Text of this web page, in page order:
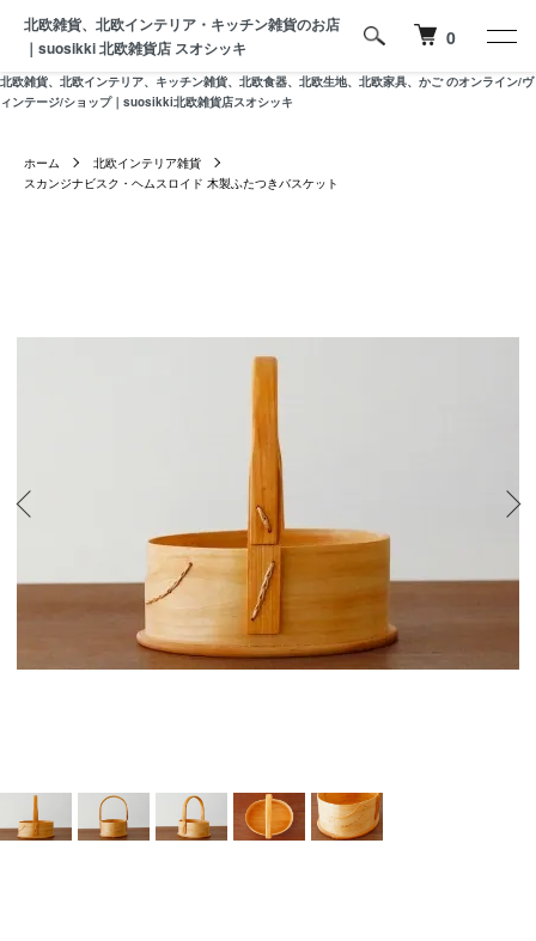
北欧雑貨、北欧インテリア、キッチン雑貨、北欧食器、北欧生地、北欧家具、かご のオンライン/ヴ
ィンテージ/ショップ｜suosikki北欧雑貨店スオシッキ
北欧雑貨、北欧インテリア・キッチン雑貨のお店
｜suosikki 北欧雑貨店 スオシッキ
0
ホーム
北欧インテリア雑貨
スカンジナビスク・ヘムスロイド 木製ふたつきバスケット